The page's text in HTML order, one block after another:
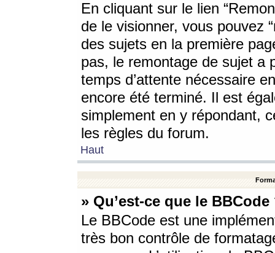
En cliquant sur le lien
de le visionner, vous pouvez
des sujets en la première
pas, le remontage de sujet a
temps d’attente nécessaire
encore été terminé. Il est
simplement en y répondant,
les règles du forum.
Haut
» Qu’est-ce que le BBCode
Le BBCode est une
très bon contrôle de